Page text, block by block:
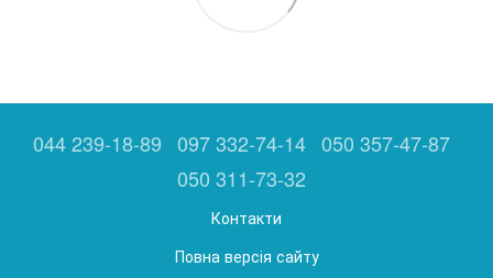
044 239-18-89 097 332-74-14 050 357-47-87
050 311-73-32
Контакти
Повна версія сайту